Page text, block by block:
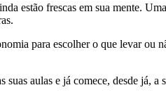
estão frescas em sua mente.
para escolher o que levar ou
aulas e já comece, desde já,